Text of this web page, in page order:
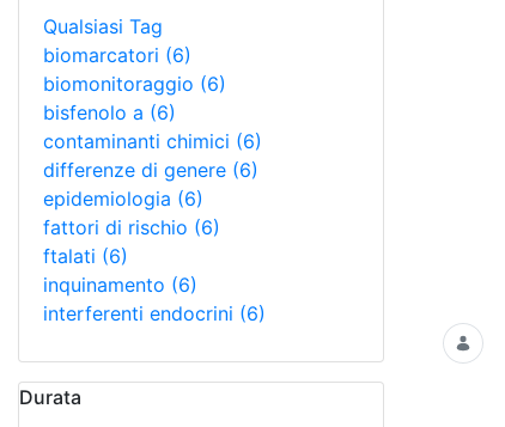
Qualsiasi Tag
biomarcatori (6)
biomonitoraggio (6)
bisfenolo a (6)
contaminanti chimici (6)
differenze di genere (6)
epidemiologia (6)
fattori di rischio (6)
ftalati (6)
inquinamento (6)
interferenti endocrini (6)
Durata